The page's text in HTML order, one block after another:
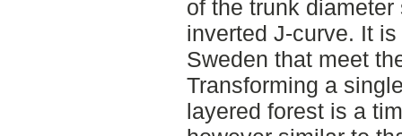
of the trunk
inverted J-curve. It
Sweden that meet
Transforming a
layered forest is a